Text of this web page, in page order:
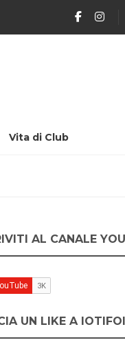
Vita di Club
AL CANALE
UN LIKE A